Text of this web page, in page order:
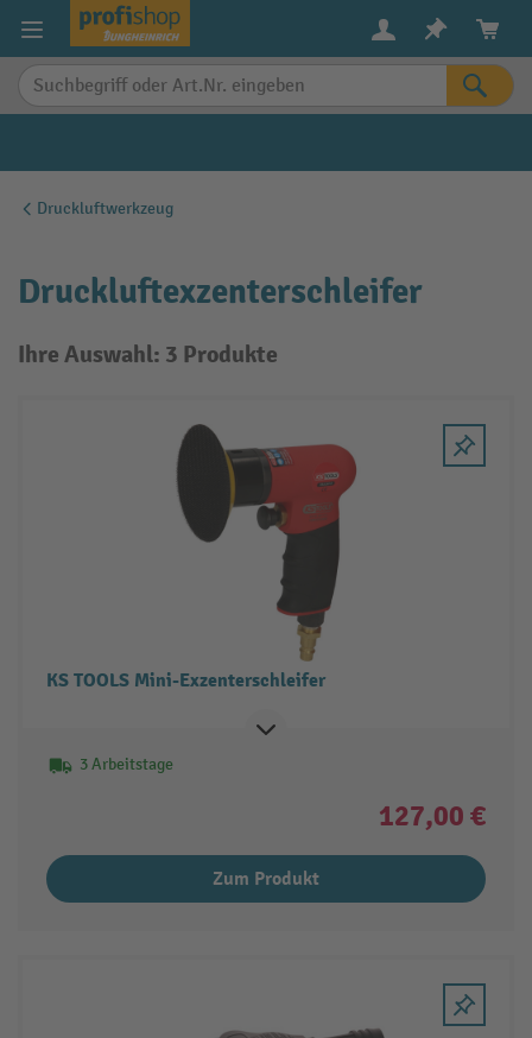
springen
Druckluftwerkzeug
Druckluftexzenterschleifer
Ihre Auswahl: 3 Produkte
KS TOOLS Mini-Exzenterschleifer
3 Arbeitstage
127,00 €
Zum Produkt